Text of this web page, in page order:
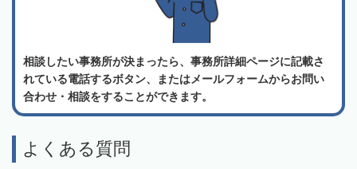
相談したい事務所が決まったら、事務所詳細ページに記載さ
れている電話するボタン、またはメールフォームからお問い
合わせ・相談をすることができます。
よくある質問